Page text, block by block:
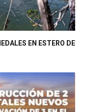
EN ESTERO DE